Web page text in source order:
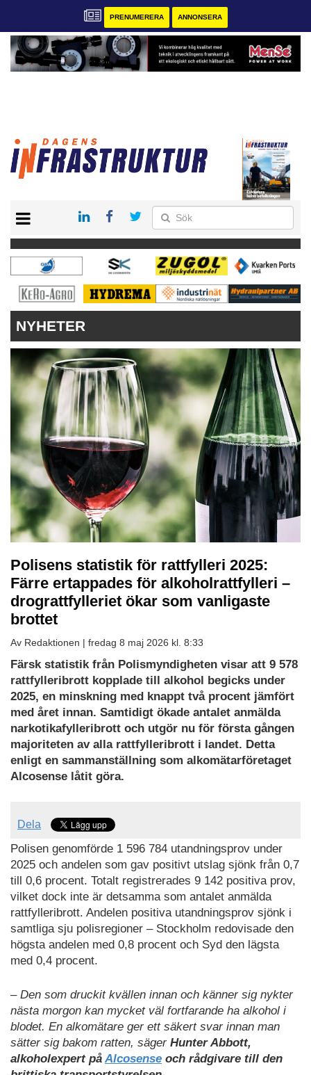
PRENUMERERA ANNONSERA
KONTAKT
VÅRA ANDRA MAGASIN
PRENUMERERA
ANNONSERA
NYHETER
Polisens statistik för rattfylleri 2025:
Färre ertappades för alkoholrattfylleri –
drograttfylleriet ökar som vanligaste
brottet
Av Redaktionen | fredag 8 maj 2026 kl. 8:33
Färsk statistik från Polismyndigheten visar att 9 578
rattfylleribrott kopplade till alkohol begicks under
2025, en minskning med knappt två procent jämfört
med året innan. Samtidigt ökade antalet anmälda
narkotikafylleribrott och utgör nu för första gången
majoriteten av alla rattfylleribrott i landet. Detta
enligt en sammanställning som alkomätarföretaget
Alcosense låtit göra.
Dela
Polisen genomförde 1 596 784 utandningsprov under
2025 och andelen som gav positivt utslag sjönk från 0,7
till 0,6 procent. Totalt registrerades 9 142 positiva prov,
vilket dock inte är detsamma som antalet anmälda
rattfylleribrott. Andelen positiva utandningsprov sjönk i
samtliga sju polisregioner – Stockholm redovisade den
högsta andelen med 0,8 procent och Syd den lägsta
med 0,4 procent.
– Den som druckit kvällen innan och känner sig nykter
nästa morgon kan mycket väl fortfarande ha alkohol i
blodet. En alkomätare ger ett säkert svar innan man
sätter sig bakom ratten, säger Hunter Abbott,
alkoholexpert på Alcosense och rådgivare till den